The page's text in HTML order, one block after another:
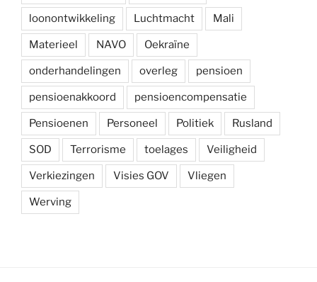
loonontwikkeling Luchtmacht Mali
Materieel NAVO Oekraïne
onderhandelingen overleg pensioen
pensioenakkoord pensioencompensatie
Pensioenen Personeel Politiek Rusland
SOD Terrorisme toelages Veiligheid
Verkiezingen Visies GOV Vliegen
Werving